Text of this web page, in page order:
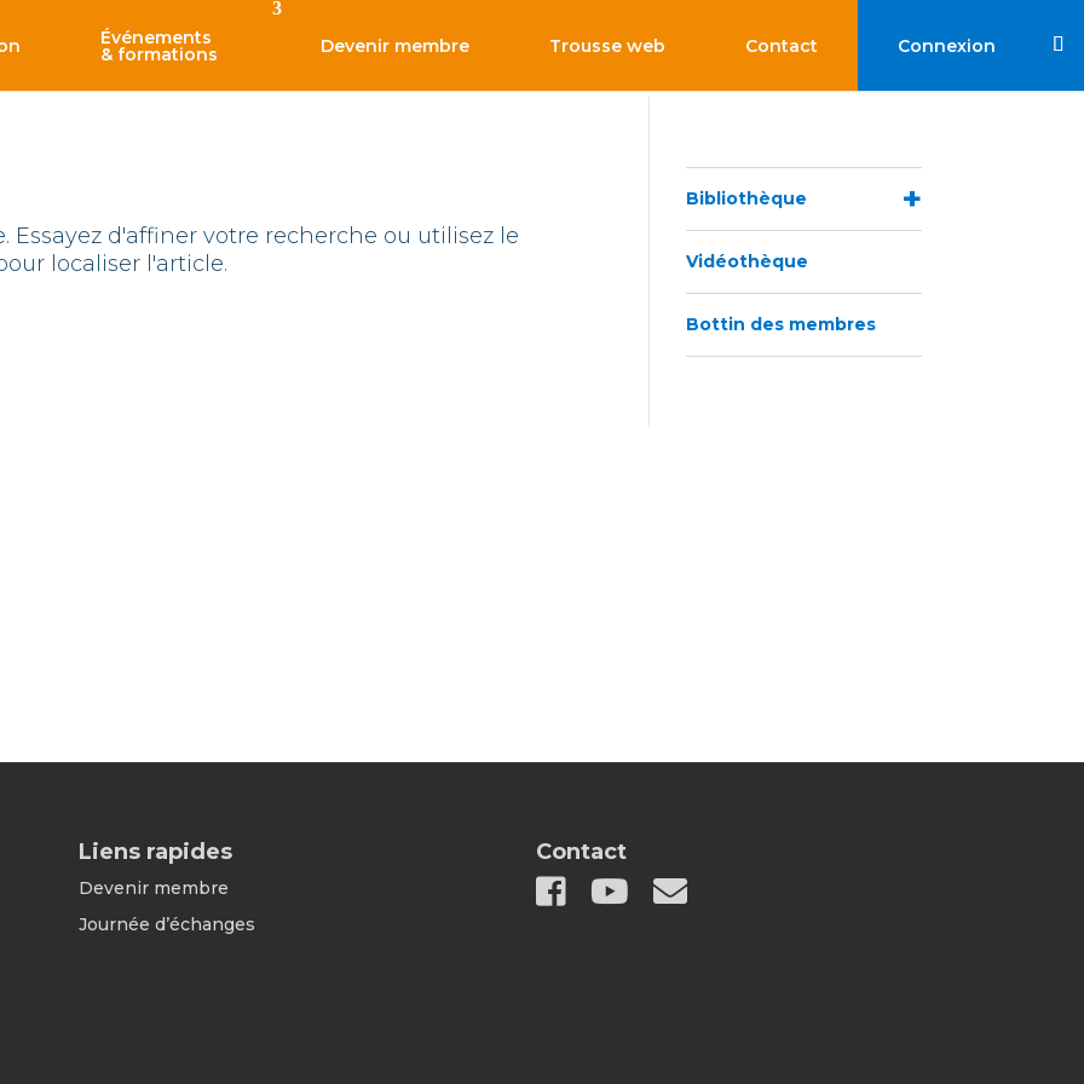
Événements
& formations Devenir membre Trousse web Contact Connexion
d'affiner votre recherche ou utilisez le
localiser l'article.
Bibliothèque
Vidéothèque
Bottin des membres
Liens rapides
Devenir membre
Journée d’échanges
Contact